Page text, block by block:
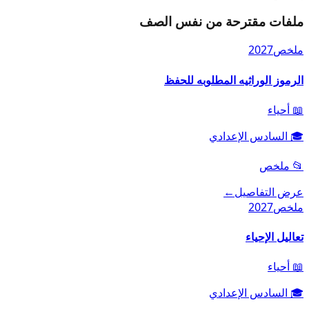
ملفات مقترحة من نفس الصف
ملخص2027
الرموز الوراثيه المطلوبه للحفظ
📖 أحياء
🎓 السادس الإعدادي
📂 ملخص
عرض التفاصيل←
ملخص2027
تعاليل الإحياء
📖 أحياء
🎓 السادس الإعدادي